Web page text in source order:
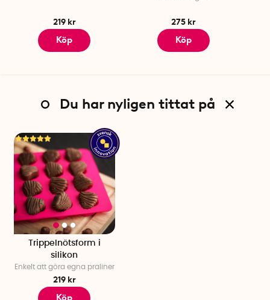
219 kr
Köp
275 kr
Köp
Du har nyligen tittat på
Trippelnötsform i
silikon
Enkelt att göra egna praliner
219 kr